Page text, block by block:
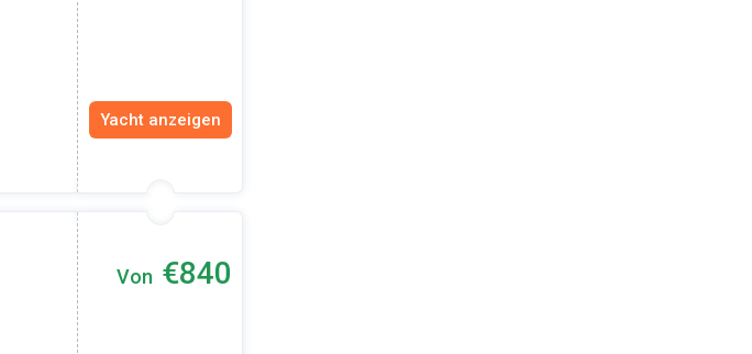
Yacht anzeigen
Von €840